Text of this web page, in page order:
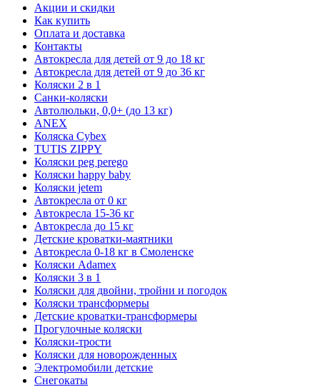
Акции и скидки
Как купить
Оплата и доставка
Контакты
Автокресла для детей от 9 до 18 кг
Автокресла для детей от 9 до 36 кг
Коляски 2 в 1
Санки-коляски
Автолюльки, 0,0+ (до 13 кг)
ANEX
Коляска Cybex
TUTIS ZIPPY
Коляски peg perego
Коляски happy baby
Коляски jetem
Автокресла от 0 кг
Автокресла 15-36 кг
Автокресла до 15 кг
Детские кроватки-маятники
Автокресла 0-18 кг в Смоленске
Коляски Adamex
Коляски 3 в 1
Коляски для двойни, тройни и погодок
Коляски трансформеры
Детские кроватки-трансформеры
Прогулочные коляски
Коляски-трости
Коляски для новорожденных
Электромобили детские
Снегокаты